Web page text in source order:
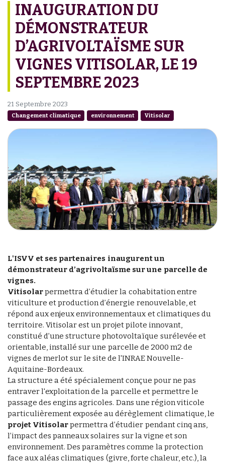
INAUGURATION DU
DÉMONSTRATEUR
D’AGRIVOLTAÏSME SUR
VIGNES VITISOLAR, LE 19
SEPTEMBRE 2023
21 Septembre 2023
Changement climatique environnement Vitisolar
L'ISVV et ses partenaires inaugurent un
démonstrateur d’agrivoltaïsme sur une parcelle de
vignes.
Vitisolarpermettra d’étudier la cohabitation entre
viticulture et production d’énergie renouvelable, et
répond aux enjeux environnementaux et climatiques du
territoire. Vitisolar est un projet pilote innovant,
constitué d’une structure photovoltaïque surélevée et
orientable, installé sur une parcelle de 2000 m2 de
vignes de merlot sur le site de l'INRAE Nouvelle-
Aquitaine-Bordeaux.
La structure a été spécialement conçue pour ne pas
entraver l'exploitation de la parcelle et permettre le
passage des engins agricoles. Dans une région viticole
particulièrement exposée au dérèglement climatique, le
projet Vitisolarpermettra d’étudier pendant cinq ans,
l’impact des panneaux solaires sur la vigne et son
environnement. Des paramètres comme la protection
face aux aléas climatiques (givre, forte chaleur, etc.), la